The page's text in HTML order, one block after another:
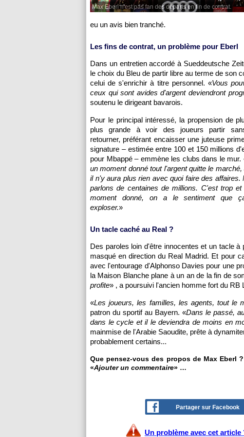
Max Eberl n'est pas fan des départs en fin de contrat.
eu un avis bien tranché.
Les fins de contrat, un problème pour Eberl
Dans un entretien accordé à Sueddeutsche
le choix du Bleu de partir libre au terme de son
celui de s'enrichir à titre personnel. «Vous
ceux qui sont avides d'argent deviendront
soutenu le dirigeant bavarois.
Pour le principal intéressé, la propension de
plus grande à voir des joueurs partir
retourner, préférant encaisser une juteuse
signature – estimée entre 100 et 150 millions
pour Mbappé – emmène les clubs dans le mur.
un moment donné tout l'argent quitte le marché,
il n'y aura plus rien avec quoi faire des affaires.
parlons de centaines de millions. C'est trop
moment donné, on a le sentiment que
exploser.»
Un tacle caché au Real ?
Des paroles loin d'être innocentes et un tacle à
masqué en direction du Real Madrid. Et pour
avec l'entourage d'Alphonso Davies pour une
la Maison Blanche plane à un an de la fin de
profite» , a poursuivi l'ancien homme fort du RB
«Les joueurs, les familles, les agents, tout le
patron du sportif au Bayern. «Dans le passé,
dans le cycle et il le deviendra de moins en
mainmise de l'Arabie Saoudite, prête à
probablement certains...
Que pensez-vous des propos de Max Eberl
«Ajouter un commentaire» …
Partager sur Facebook
Un problème avec cet